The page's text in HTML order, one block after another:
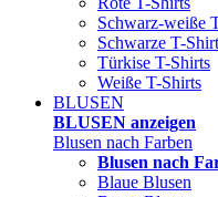
Schwarz-weiße
Schwarze T-
Türkise T-Shirts
Weiße T-Shirts
BLUSEN
BLUSEN anzeigen
Blusen nach Farben
Blusen nach
Blaue Blusen